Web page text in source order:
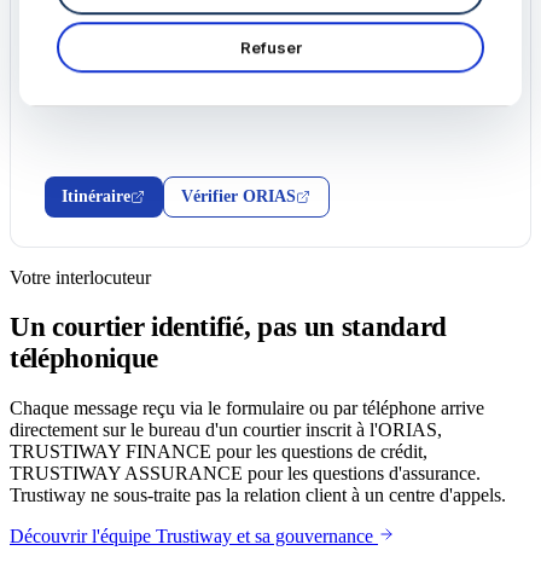
Refuser
Itinéraire Vérifier ORIAS
Votre interlocuteur
Un courtier identifié, pas un standard
téléphonique
Chaque message reçu via le formulaire ou par téléphone arrive
directement sur le bureau d'un courtier inscrit à l'ORIAS,
TRUSTIWAY FINANCE pour les questions de crédit,
TRUSTIWAY ASSURANCE pour les questions d'assurance.
Trustiway ne sous-traite pas la relation client à un centre d'appels.
Découvrir l'équipe Trustiway et sa gouvernance